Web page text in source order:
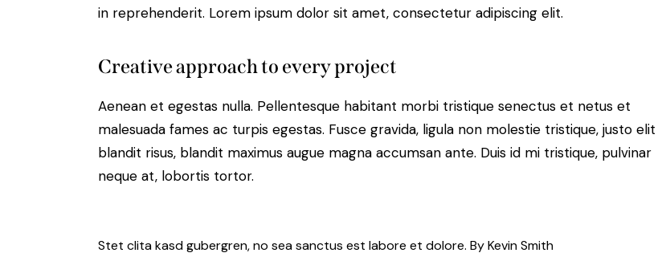
in reprehenderit. Lorem ipsum dolor sit amet, consectetur adipiscing elit.
Creative approach to every project
Aenean et egestas nulla. Pellentesque habitant morbi tristique senectus et netus et
malesuada fames ac turpis egestas. Fusce gravida, ligula non molestie tristique, justo elit
blandit risus, blandit maximus augue magna accumsan ante. Duis id mi tristique, pulvinar
neque at, lobortis tortor.
Stet clita kasd gubergren, no sea sanctus est labore et dolore. ByKevin Smith